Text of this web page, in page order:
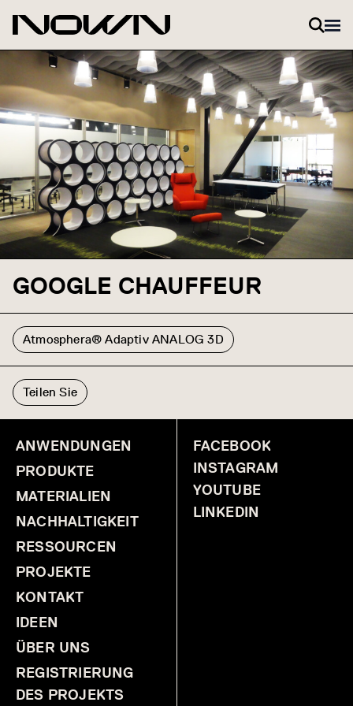
GOOGLE CHAUFFEUR
Atmosphera® Adaptiv ANALOG 3D
Teilen Sie
ANWENDUNGEN
PRODUKTE
MATERIALIEN
NACHHALTIGKEIT
RESSOURCEN
PROJEKTE
KONTAKT
IDEEN
ÜBER UNS
REGISTRIERUNG
DES PROJEKTS
FACEBOOK
INSTAGRAM
YOUTUBE
LINKEDIN